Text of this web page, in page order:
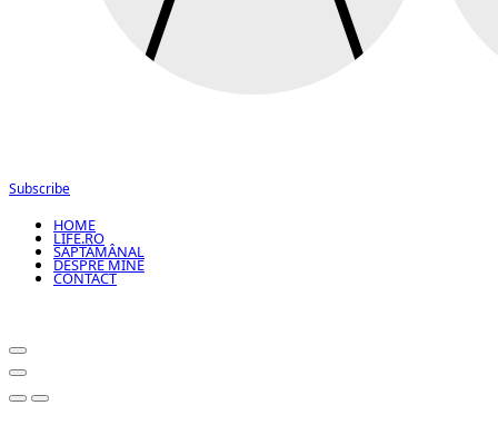
Subscribe
HOME
LIFE.RO
SĂPTĂMÂNAL
DESPRE MINE
CONTACT